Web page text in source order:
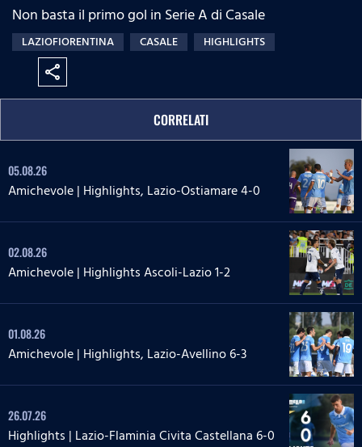
Non basta il primo gol in Serie A di Casale
LAZIOFIORENTINA CASALE HIGHLIGHTS
share
CORRELATI
05.08.26
Amichevole | Highlights, Lazio-Ostiamare 4-0
02.08.26
Amichevole | Highlights Ascoli-Lazio 1-2
01.08.26
Amichevole | Highlights, Lazio-Avellino 6-3
26.07.26
Highlights | Lazio-Flaminia Civita Castellana 6-0